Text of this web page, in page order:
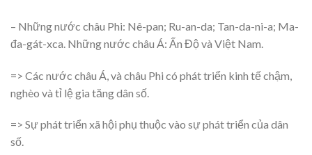
– Những nước châu Phi: Nê-pan; Ru-an-da; Tan-da-ni-a; Ma-
đa-gát-xca. Những nước châu Á: Ấn Độ và Việt Nam.
=> Các nước châu Á, và châu Phi có phát triển kinh tế chậm,
nghèo và tỉ lệ gia tăng dân số.
=> Sự phát triển xã hội phụ thuộc vào sự phát triển của dân
số.